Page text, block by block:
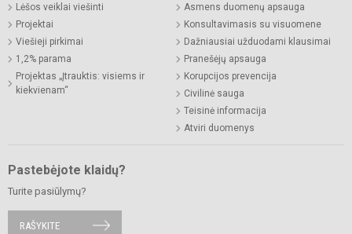
Lėšos veiklai viešinti
Projektai
Viešieji pirkimai
1,2% parama
Projektas „Įtrauktis: visiems ir
kiekvienam“
Asmens duomenų apsauga
Konsultavimasis su visuomene
Dažniausiai užduodami klausimai
Pranešėjų apsauga
Korupcijos prevencija
Civilinė sauga
Teisinė informacija
Atviri duomenys
Pastebėjote klaidų?
Turite pasiūlymų?
RAŠYKITE